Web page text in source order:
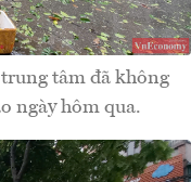
tâm đã không
ngày hôm qua.